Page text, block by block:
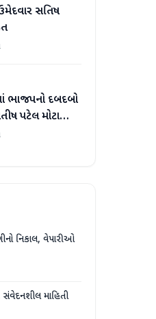
સતિષ
ભાજપનો દબદબો
પટેલ મોટા
આગળ
નિકાલ, વેપારીઓ
સંવેદનશીલ માહિતી